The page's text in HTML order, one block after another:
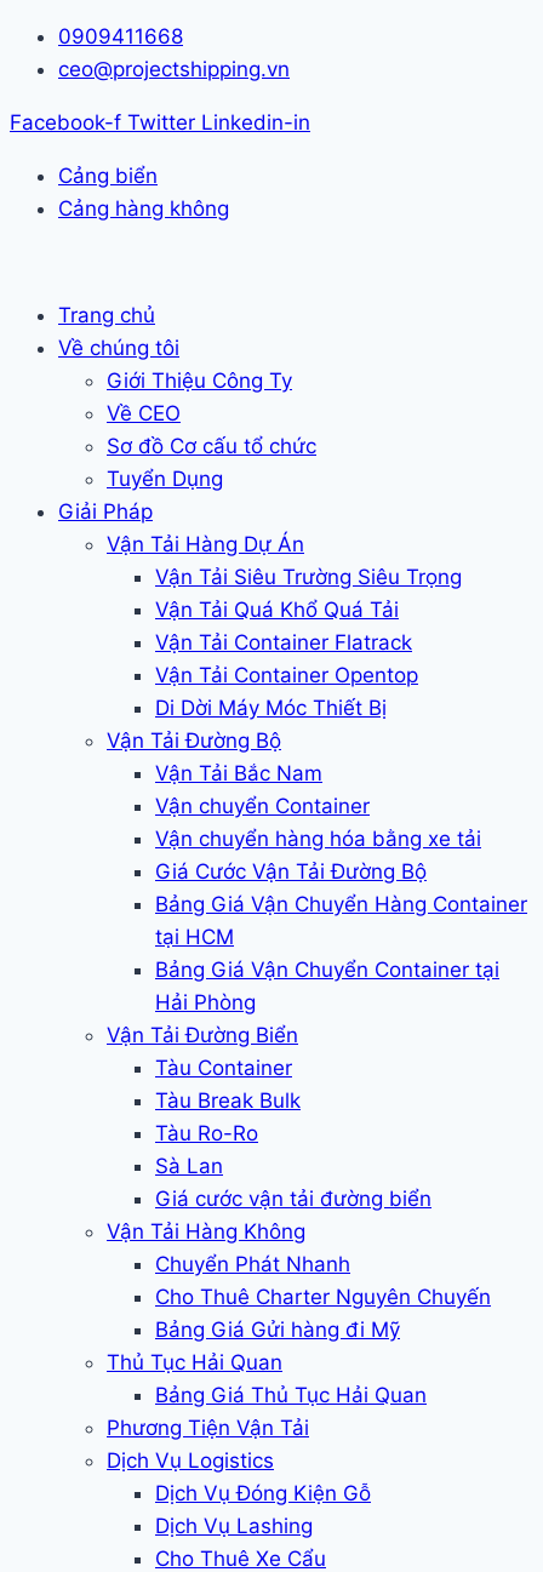
Skip
0909411668
ceo@projectshipping.vn
Facebook-f Twitter Linkedin-in
Cảng biển
Cảng hàng không
Trang chủ
Về chúng tôi
Giới Thiệu Công Ty
Về CEO
Sơ đồ Cơ cấu tổ chức
Tuyển Dụng
Giải Pháp
Vận Tải Hàng Dự Án
Vận Tải Siêu Trường Siêu Trọng
Vận Tải Quá Khổ Quá Tải
Vận Tải Container Flatrack
Vận Tải Container Opentop
Di Dời Máy Móc Thiết Bị
Vận Tải Đường Bộ
Vận Tải Bắc Nam
Vận chuyển Container
Vận chuyển hàng hóa bằng xe tải
Giá Cước Vận Tải Đường Bộ
Bảng Giá Vận Chuyển Hàng Container
tại HCM
Bảng Giá Vận Chuyển Container tại
Hải Phòng
Vận Tải Đường Biển
Tàu Container
Tàu Break Bulk
Tàu Ro-Ro
Sà Lan
Giá cước vận tải đường biển
Vận Tải Hàng Không
Chuyển Phát Nhanh
Cho Thuê Charter Nguyên Chuyến
Bảng Giá Gửi hàng đi Mỹ
Thủ Tục Hải Quan
Bảng Giá Thủ Tục Hải Quan
Phương Tiện Vận Tải
Dịch Vụ Logistics
Dịch Vụ Đóng Kiện Gỗ
Dịch Vụ Lashing
Cho Thuê Xe Cẩu